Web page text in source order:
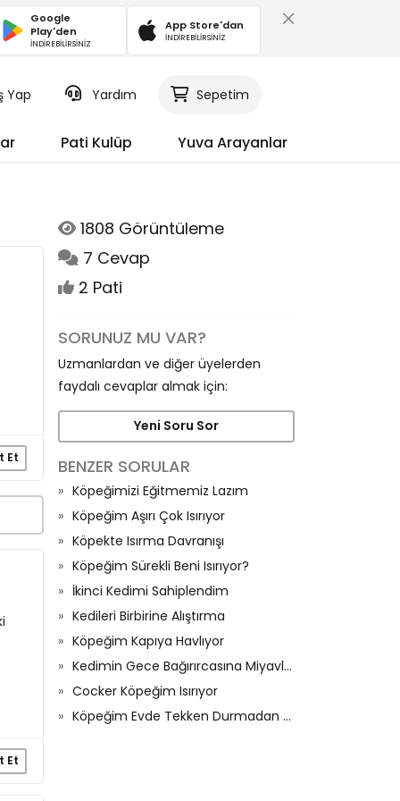
Google
Play'den
İNDİREBİLİRSİNİZ
App Store'dan
İNDİREBİLİRSİNİZ
Yap Yardım Sepetim
Pati Kulüp Yuva Arayanlar
Et
Et
1808 Görüntüleme
7 Cevap
2 Pati
SORUNUZ MU VAR?
Uzmanlardan ve diğer üyelerden
faydalı cevaplar almak için:
Yeni Soru Sor
BENZER SORULAR
Köpeğimizi Eğitmemiz Lazım
Köpeğim Aşırı Çok Isırıyor
Köpekte Isırma Davranışı
Köpeğim Sürekli Beni Isırıyor?
İkinci Kedimi Sahiplendim
Kedileri Birbirine Alıştırma
Köpeğim Kapıya Havlıyor
Kedimin Gece Bağırırcasına Miyavlaması
Cocker Köpeğim Isırıyor
Köpeğim Evde Tekken Durmadan Havlıyor